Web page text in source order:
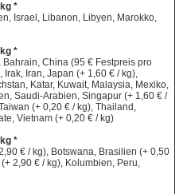
*
Israel, Libanon, Libyen, Marokko,
*
China (95 € Festpreis pro
Irak, Iran, Japan (+ 1,60 € / kg),
Katar, Kuwait, Malaysia, Mexiko,
Saudi-Arabien, Singapur (+ 1,60 € /
(+ 0,20 € / kg), Thailand,
Vietnam (+ 0,20 € / kg)
*
€ / kg), Botswana, Brasilien (+ 0,50
2,90 € / kg), Kolumbien, Peru,